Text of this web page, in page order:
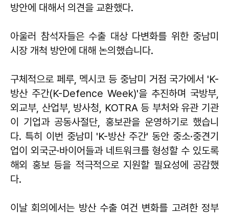
방안에 대해서 의견을 교환했다.
아울러 참석자들은 수출 대상 다변화를 위한 중남미
시장 개척 방안에 대해 논의했습니다.
구체적으로 페루, 멕시코 등 중남미 거점 국가에서 'K-
방산 주간(K-Defence Week)'을 추진하며 국방부,
외교부, 산업부, 방사청, KOTRA 등 부처와 유관 기관
이 기업과 공동사절단, 홍보관을 운영하기로 했습니
다. 특히 이번 중남미 'K-방산 주간' 동안 중소·중견기
업이 외국군·바이어들과 네트워크를 형성할 수 있도록
해외 홍보 등을 적극적으로 지원할 필요성에 공감했
다.
이날 회의에서는 방산 수출 여건 변화를 고려한 정부